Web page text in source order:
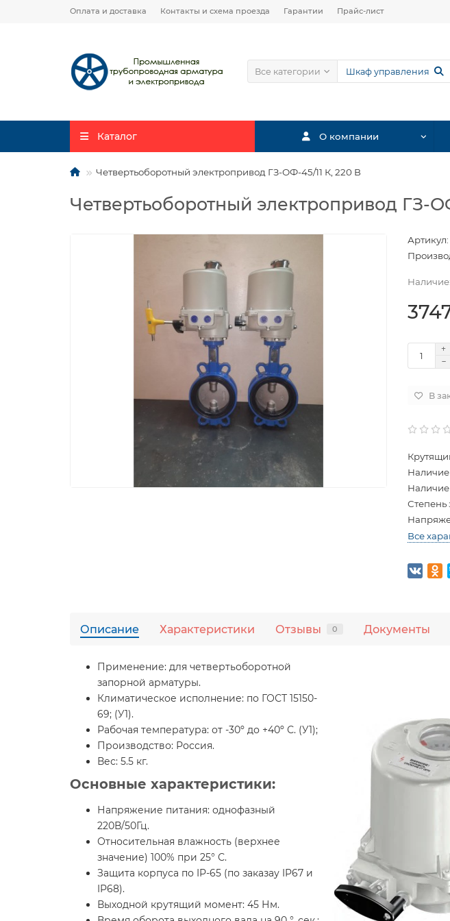
Оплата и доставка Контакты и схема проезда Гарантии Прайс-лист
Все категории
Каталог О компании
Четвертьоборотный электропривод ГЗ-ОФ-45/11 К, 220 В
Четвертьоборотный электропривод ГЗ-
Артикул:
В
Степень
Все
Описание Характеристики Отзывы 0 Документы
Применение: для четвертьоборотной
запорной арматуры.
Климатическое исполнение: по ГОСТ 15150-
69; (У1).
Рабочая температура: от -30º до +40º С. (У1);
Производство: Россия.
Вес: 5.5 кг.
Основные характеристики:
Напряжение питания: однофазный
220В/50Гц.
Относительная влажность (верхнее
значение) 100% при 25° С.
Защита корпуса по IP-65 (по заказау IP67 и
IP68).
Выходной крутящий момент: 45 Нм.